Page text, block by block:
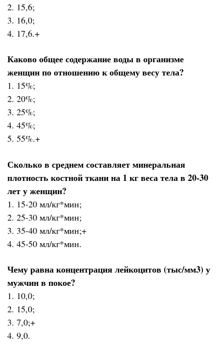
2. 15,6;
3. 16,0;
4. 17,6.+
Каково общее содержание воды в организме
женщин по отношению к общему весу тела?
1. 15%;
2. 20%;
3. 25%;
4. 45%;
5. 55%.+
Сколько в среднем составляет минеральная
плотность костной ткани на 1 кг веса тела в 20-30
лет у женщин?
1. 15-20 мл/кг*мин;
2. 25-30 мл/кг*мин;
3. 35-40 мл/кг*мин;+
4. 45-50 мл/кг*мин.
Чему равна концентрация лейкоцитов (тыс/мм3) у
мужчин в покое?
1. 10,0;
2. 15,0;
3. 7,0;+
4. 9,0.